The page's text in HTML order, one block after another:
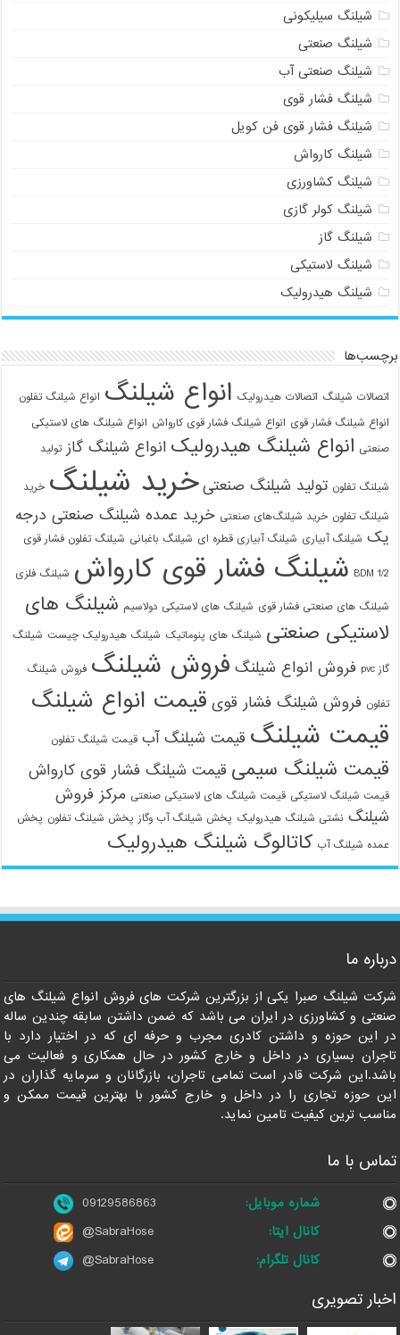
شیلنگ سیلیکونی
شیلنگ صنعتی
شیلنگ صنعتی آب
شیلنگ فشار قوی
شیلنگ فشار قوی فن کویل
شیلنگ کارواش
شیلنگ کشاورزی
شیلنگ کولر گازی
شیلنگ گاز
شیلنگ لاستیکی
شیلنگ هیدرولیک
برچسب‌ها
اتصالات شیلنگ اتصالات هیدرولیک انواع شیلنگ انواع شیلنگ تفلون
انواع شیلنگ فشار قوی انواع شیلنگ فشار قوی کارواش انواع شیلنگ های لاستیکی
صنعتی انواع شیلنگ هیدرولیک انواع شیلنگ گاز تولید
شیلنگ تفلون تولید شیلنگ صنعتی خرید شیلنگ خرید
شیلنگ تفلون خرید شیلنگ‌های صنعتی خرید عمده شیلنگ صنعتی درجه
یک شیلنگ آبیاری شیلنگ آبیاری قطره ای شیلنگ باغبانی شیلنگ تفلون فشار قوی
1/2 BDM شیلنگ فشار قوی کارواش شیلنگ فلزی
شیلنگ های صنعتی فشار قوی شیلنگ های لاستیکی دولاسیم شیلنگ های
لاستیکی صنعتی شیلنگ های پنوماتیک شیلنگ هیدرولیک چیست شیلنگ
گاز pvc فروش انواع شیلنگ فروش شیلنگ فروش شیلنگ
تفلون فروش شیلنگ فشار قوی قیمت انواع شیلنگ
قیمت شیلنگ قیمت شیلنگ آب قیمت شیلنگ تفلون
قیمت شیلنگ سیمی قیمت شیلنگ فشار قوی کارواش
قیمت شیلنگ لاستیکی قیمت شیلنگ های لاستیکی صنعتی مرکز فروش
شیلنگ نشتی شیلنگ هیدرولیک پخش شیلنگ آب وگاز پخش شیلنگ تفلون پخش
عمده شیلنگ آب کاتالوگ شیلنگ هیدرولیک
درباره ما
شرکت شیلنگ صبرا یکی از بزرگترین شرکت های فروش انواع شیلنگ های
صنعتی و کشاورزی در ایران می باشد که ضمن داشتن سابقه چندین ساله
در این حوزه و داشتن کادری مجرب و حرفه ای که در اختیار دارد با
تاجران بسیاری در داخل و خارج کشور در حال همکاری و فعالیت می
باشد.این شرکت قادر است تمامی تاجران، بازرگانان و سرمایه گذاران در
این حوزه تجاری را در داخل و خارج کشور با بهترین قیمت ممکن و
مناسب ترین کیفیت تامین نماید.
تماس با ما
شماره موبایل:
09129586863
کانال ایتا:
@SabraHose
کانال تلگرام:
@SabraHose
اخبار تصویری
09129586863